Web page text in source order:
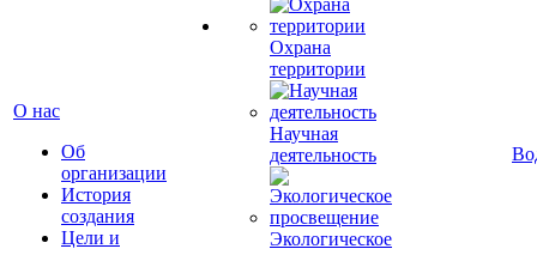
О нас
Об
организации
История
создания
Цели и
Охрана
территории
Научная
деятельность
Экологическое